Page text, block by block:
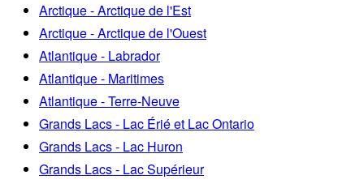
Arctique - Arctique de l'Est
Arctique - Arctique de l'Ouest
Atlantique - Labrador
Atlantique - Maritimes
Atlantique - Terre-Neuve
Grands Lacs - Lac Érié et Lac Ontario
Grands Lacs - Lac Huron
Grands Lacs - Lac Supérieur